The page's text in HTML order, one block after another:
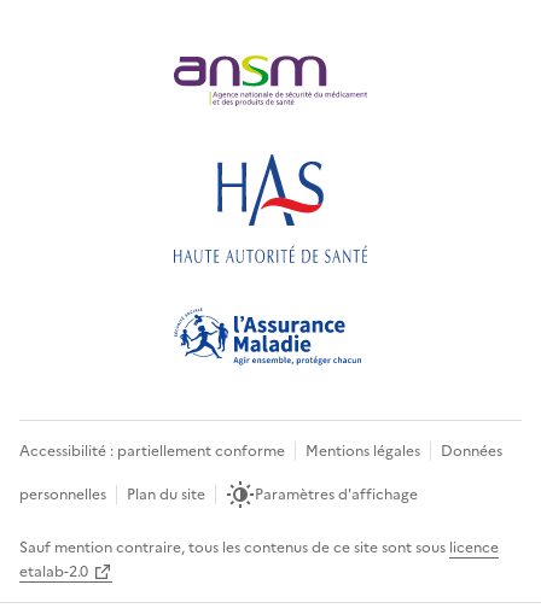
Accessibilité : partiellement conforme Mentions légales
Données
personnelles
Plan du site Paramètres d'affichage
Sauf mention contraire, tous les contenus de ce site sont sous licence
etalab-2.0